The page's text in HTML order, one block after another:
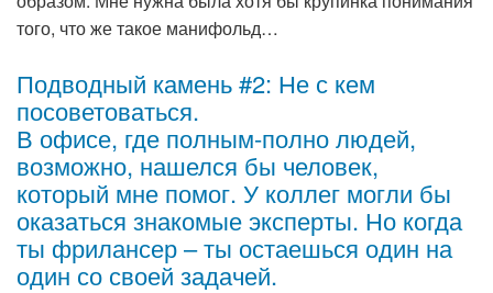
того, что же такое манифольд…
Подводный камень #2: Не с кем
посоветоваться.
В офисе, где полным-полно людей,
возможно, нашелся бы человек,
который мне помог. У коллег могли бы
оказаться знакомые эксперты. Но когда
ты фрилансер – ты остаешься один на
один со своей задачей.